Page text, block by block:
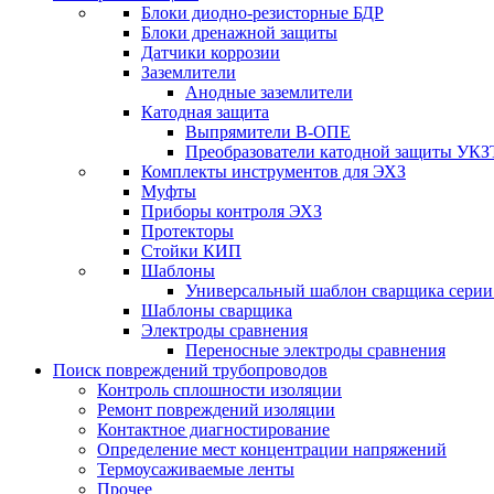
Блоки диодно-резисторные БДР
Блоки дренажной защиты
Датчики коррозии
Заземлители
Анодные заземлители
Катодная защита
Выпрямители В-ОПЕ
Преобразователи катодной защиты
Комплекты инструментов для ЭХЗ
Муфты
Приборы контроля ЭХЗ
Протекторы
Стойки КИП
Шаблоны
Универсальный шаблон сварщика
Шаблоны сварщика
Электроды сравнения
Переносные электроды сравнения
Поиск повреждений трубопроводов
Контроль сплошности изоляции
Ремонт повреждений изоляции
Контактное диагностирование
Определение мест концентрации напряжений
Термоусаживаемые ленты
Прочее